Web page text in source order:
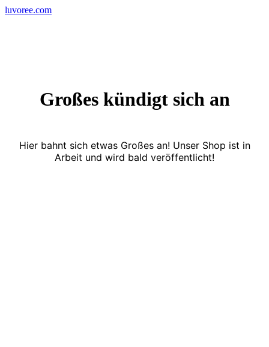
Skip
luvoree.com
Großes kündigt sich an
Hier bahnt sich etwas Großes an! Unser Shop ist in
Arbeit und wird bald veröffentlicht!